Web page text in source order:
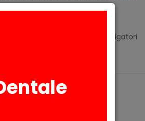
campi obbligatori